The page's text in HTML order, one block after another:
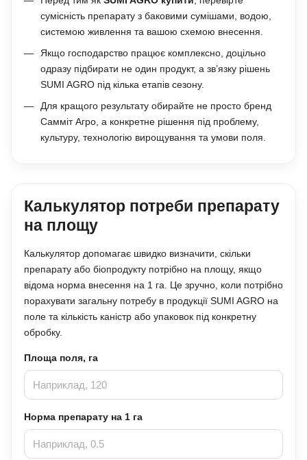
сумісність препарату з баковими сумішами, водою,
системою живлення та вашою схемою внесення.
Якщо господарство працює комплексно, доцільно
одразу підбирати не один продукт, а зв’язку рішень
SUMI AGRO під кілька етапів сезону.
Для кращого результату обирайте не просто бренд
Самміт Агро, а конкретне рішення під проблему,
культуру, технологію вирощування та умови поля.
Калькулятор потреби препарату
на площу
Калькулятор допомагає швидко визначити, скільки
препарату або біопродукту потрібно на площу, якщо
відома норма внесення на 1 га. Це зручно, коли потрібно
порахувати загальну потребу в продукції SUMI AGRO на
поле та кількість каністр або упаковок під конкретну
обробку.
Площа поля, га
Норма препарату на 1 га